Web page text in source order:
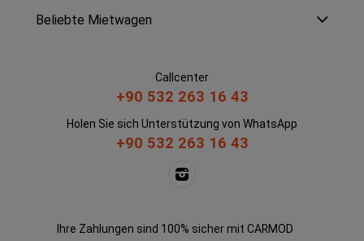
Beliebte Mietwagen
Callcenter
+90 532 263 16 43
Holen Sie sich Unterstützung von WhatsApp
+90 532 263 16 43
Ihre Zahlungen sind 100% sicher mit CARMOD